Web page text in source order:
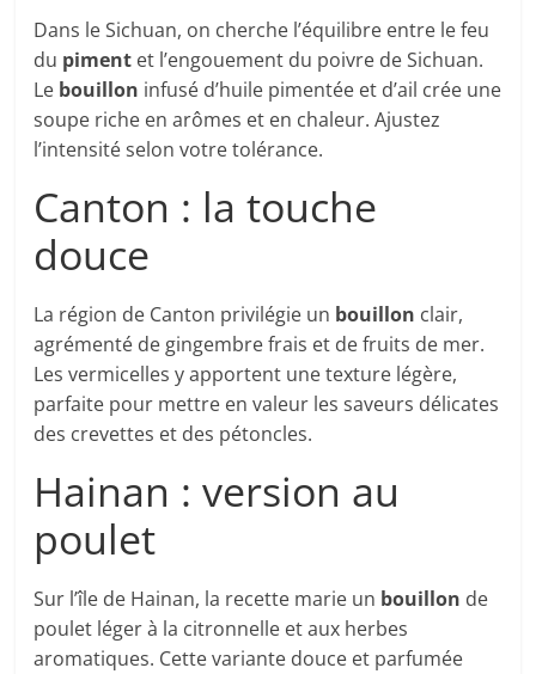
Dans le Sichuan, on cherche l’équilibre entre le feu
du piment et l’engouement du poivre de Sichuan.
Le bouillon infusé d’huile pimentée et d’ail crée une
soupe riche en arômes et en chaleur. Ajustez
l’intensité selon votre tolérance.
Canton : la touche
douce
La région de Canton privilégie un bouillon clair,
agrémenté de gingembre frais et de fruits de mer.
Les vermicelles y apportent une texture légère,
parfaite pour mettre en valeur les saveurs délicates
des crevettes et des pétoncles.
Hainan : version au
poulet
Sur l’île de Hainan, la recette marie un bouillon de
poulet léger à la citronnelle et aux herbes
aromatiques. Cette variante douce et parfumée